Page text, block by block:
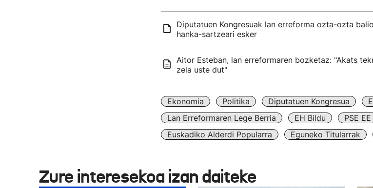
Diputatuen Kongresuak lan erreforma ozta-ozta
hanka-sartzeari esker
Aitor Esteban, lan erreformaren bozketaz: "Akats
zela uste dut"
Ekonomia Politika Diputatuen Kongresua
Lan Erreformaren Lege Berria
EH Bildu
PSE EE
Euskadiko Alderdi Popularra
Eguneko Titularrak
Zure interesekoa izan daiteke